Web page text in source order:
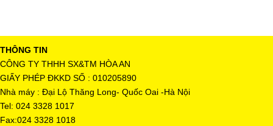
THÔNG TIN
CÔNG TY THHH SX&TM HÒA AN
GIẤY PHÉP ĐKKD SỐ : 010205890
Nhà máy : Đại Lộ Thăng Long- Quốc Oai -Hà Nội
Tel: 024 3328 1017
Fax:024 3328 1018